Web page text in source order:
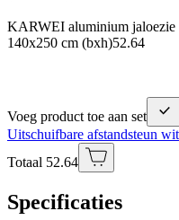
KARWEI aluminium jaloezie
140x250 cm (bxh)52.64
Voeg product toe aan set
Uitschuifbare afstandsteun wit
Totaal 52.64
Specificaties